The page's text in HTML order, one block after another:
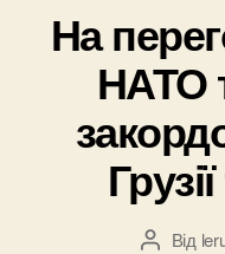
На
НАТО
Автор
Від